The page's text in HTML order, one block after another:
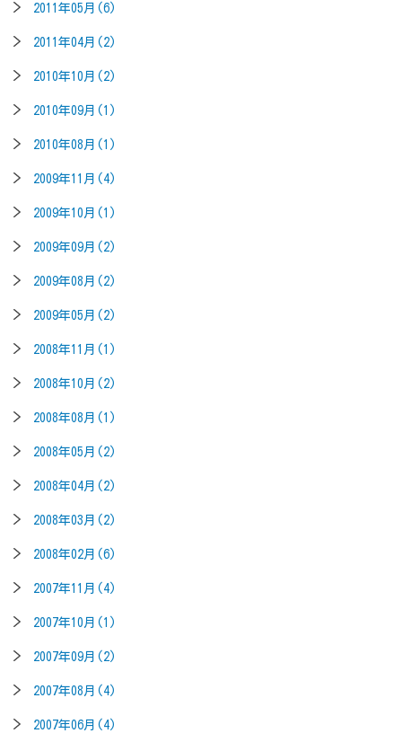
2011年05月(6)
2011年04月(2)
2010年10月(2)
2010年09月(1)
2010年08月(1)
2009年11月(4)
2009年10月(1)
2009年09月(2)
2009年08月(2)
2009年05月(2)
2008年11月(1)
2008年10月(2)
2008年08月(1)
2008年05月(2)
2008年04月(2)
2008年03月(2)
2008年02月(6)
2007年11月(4)
2007年10月(1)
2007年09月(2)
2007年08月(4)
2007年06月(4)